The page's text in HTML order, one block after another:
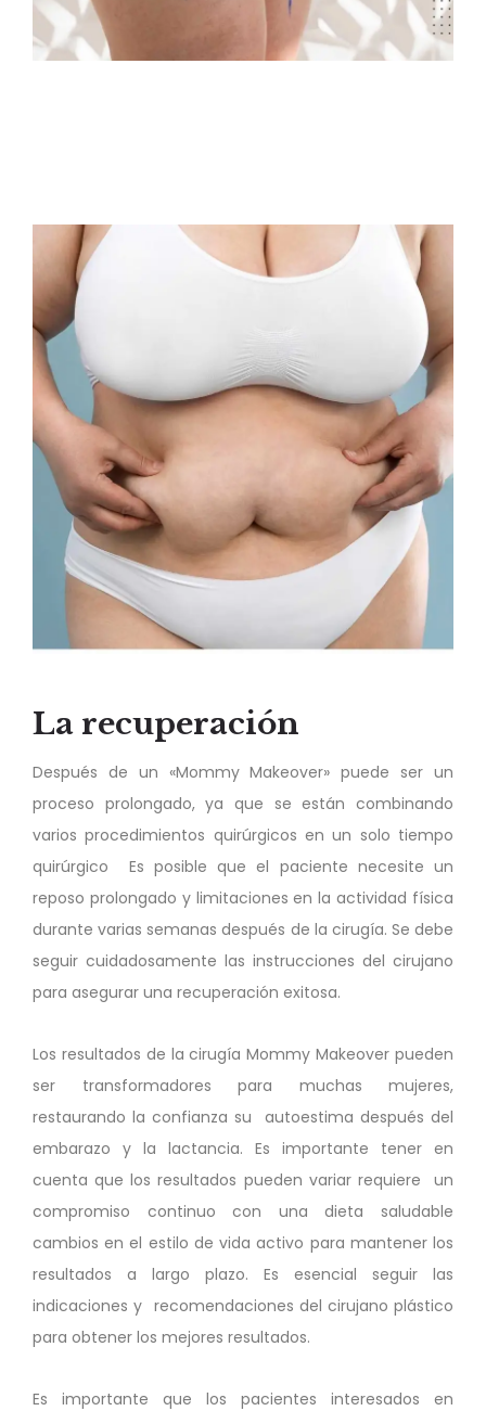
La recuperación
Después de un «Mommy Makeover» puede ser un
proceso prolongado, ya que se están combinando
varios procedimientos quirúrgicos en un solo tiempo
quirúrgico Es posible que el paciente necesite un
reposo prolongado y limitaciones en la actividad física
durante varias semanas después de la cirugía. Se debe
seguir cuidadosamente las instrucciones del cirujano
para asegurar una recuperación exitosa.
Los resultados de la cirugía Mommy Makeover pueden
ser transformadores para muchas mujeres,
restaurando la confianza su autoestima después del
embarazo y la lactancia. Es importante tener en
cuenta que los resultados pueden variar requiere un
compromiso continuo con una dieta saludable
cambios en el estilo de vida activo para mantener los
resultados a largo plazo. Es esencial seguir las
indicaciones y recomendaciones del cirujano plástico
para obtener los mejores resultados.
Es importante que los pacientes interesados en